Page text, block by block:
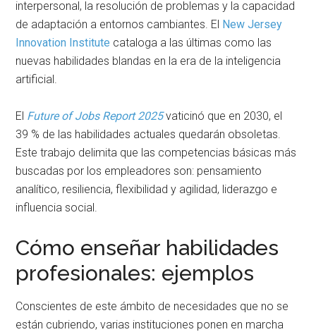
interpersonal, la resolución de problemas y la capacidad
de adaptación a entornos cambiantes. El New Jersey
Innovation Institute cataloga a las últimas como las
nuevas habilidades blandas en la era de la inteligencia
artificial.
El Future of Jobs Report 2025vaticinó que en 2030, el
39 % de las habilidades actuales quedarán obsoletas.
Este trabajo delimita que las competencias básicas más
buscadas por los empleadores son: pensamiento
analítico, resiliencia, flexibilidad y agilidad, liderazgo e
influencia social.
Cómo enseñar habilidades
profesionales: ejemplos
Conscientes de este ámbito de necesidades que no se
están cubriendo, varias instituciones ponen en marcha